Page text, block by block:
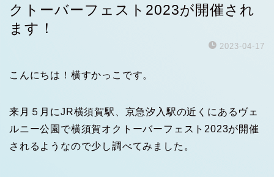
クトーバーフェスト2023が開催され
ます！
2023-04-17
こんにちは！横すかっこです。
来月５月にJR横須賀駅、京急汐入駅の近くにあるヴェ
ルニー公園で横須賀オクトーバーフェスト2023が開催
されるようなので少し調べてみました。